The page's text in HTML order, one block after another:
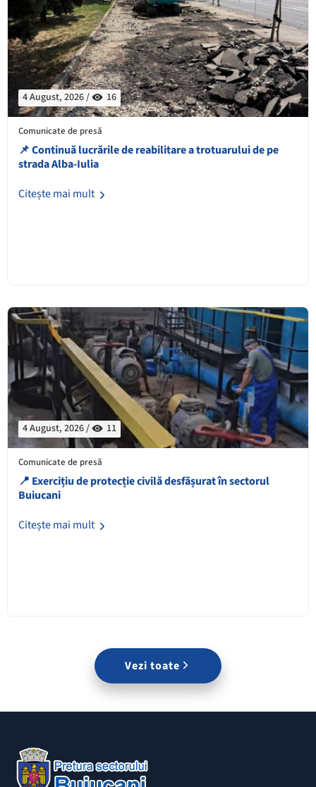
4 August, 2026 / 16
Comunicate de presă
📌 Continuă lucrările de reabilitare a trotuarului de pe
strada Alba-Iulia
Citește mai mult
4 August, 2026 / 11
Comunicate de presă
📍 Exercițiu de protecție civilă desfășurat în sectorul
Buiucani
Citește mai mult
Vezi toate